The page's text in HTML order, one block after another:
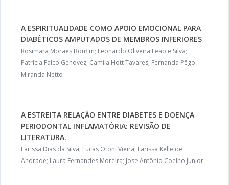
A ESPIRITUALIDADE COMO APOIO EMOCIONAL PARA
DIABÉTICOS AMPUTADOS DE MEMBROS INFERIORES
Rosimara Moraes Bonfim; Leonardo Oliveira Leão e Silva;
Patrícia Falco Genovez; Camila Hott Tavares; Fernanda Pêgo
Miranda Netto
A ESTREITA RELAÇÃO ENTRE DIABETES E DOENÇA
PERIODONTAL INFLAMATÓRIA: REVISÃO DE
LITERATURA.
Larissa Dias da Silva; Lucas Otoni Vieira; Larissa Kelle de
Andrade; Laura Fernandes Moreira; José Antônio Coelho Junior